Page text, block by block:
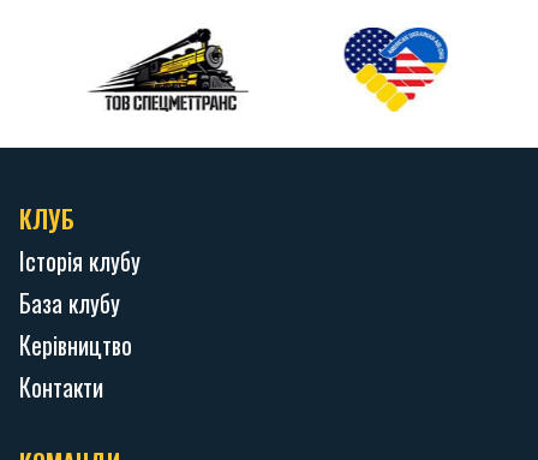
КЛУБ
Історія клубу
База клубу
Керівництво
Контакти